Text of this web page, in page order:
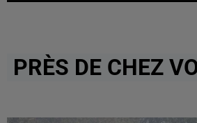
PRÈS DE CHEZ